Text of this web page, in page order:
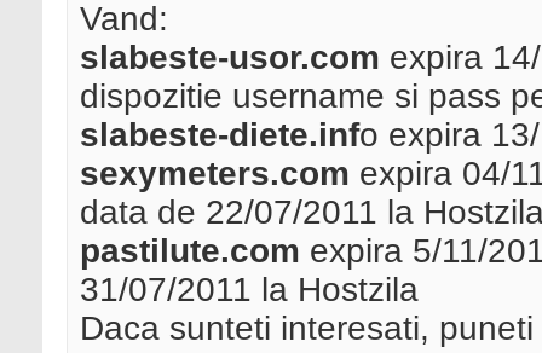
Vand:
slabeste-usor.com expira
dispozitie username si pass
slabeste-diete.info expira
sexymeters.com expira 04/
data de 22/07/2011 la
pastilute.com expira 5/11/
31/07/2011 la Hostzila
Daca sunteti interesati,